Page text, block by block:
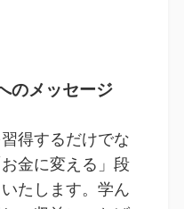
のメッセージ
得するだけでな
金に変える」段
たします。学ん